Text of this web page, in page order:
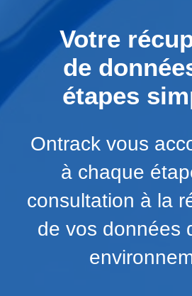
Votre
de
étapes
Ontrack vous
à chaque
consultation à la
de vos données